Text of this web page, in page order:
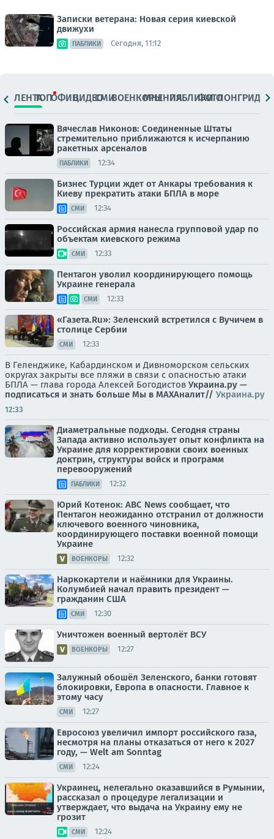
Записки ветерана: Новая серия киевской
движухи
ПАБЛИКИ Сегодня, 11:12
ЛЕНТАТОПОФИЦ.ВИДЕОСМИВОЕНКОРЫМНЕНИЯПАБЛИКИ
ФОТОЛОНГРИДЫ
Вячеслав Никонов: Соединенные Штаты
стремительно приближаются к исчерпанию
ракетных арсеналов
ПАБЛИКИ 12:34
Бизнес Турции ждет от Анкары требования к
Киеву прекратить атаки БПЛА в море
СМИ 12:34
Российская армия нанесла групповой удар по
объектам киевского режима
СМИ 12:33
Пентагон уволил координирующего помощь
Украине генерала
СМИ 12:33
«Газета.Ru»: Зеленский встретился с Вучичем в
столице Сербии
СМИ 12:33
В Геленджике, Кабардинском и Дивноморском сельских
округах закрыты все пляжи в связи с опасностью атаки
БПЛА — глава города Алексей Богодистов Украина.ру —
подписаться и знать больше Мы в MAXАналит// Украина.ру
12:33
Диаметральные подходы. Сегодня страны
Запада активно использует опыт конфликта на
Украине для корректировки своих военных
доктрин, структуры войск и программ
перевооружений
ПАБЛИКИ 12:32
Юрий Котенок: ABC News сообщает, что
Пентагон неожиданно отстранил от должности
ключевого военного чиновника,
координирующего поставки военной помощи
Украине
ВОЕНКОРЫ 12:32
Наркокартели и наёмники для Украины.
Колумбией начал править президент —
гражданин США
СМИ 12:30
Уничтожен военный вертолёт ВСУ
ВОЕНКОРЫ 12:27
Залужный обошёл Зеленского, банки готовят
блокировки, Европа в опасности. Главное к
этому часу
СМИ 12:27
Евросоюз увеличил импорт российского газа,
несмотря на планы отказаться от него к 2027
году, — Welt am Sonntag
СМИ 12:24
Украинец, нелегально оказавшийся в Румынии,
рассказал о процедуре легализации и
утверждает, что выдача на Украину ему не
грозит
СМИ 12:24